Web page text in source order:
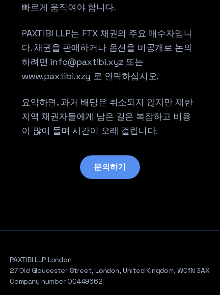
빠르게 움직여야 합니다.
PAXTIBI LLP는 FTX 채권의 주요 매수자입니
다. 채권을 판매하거나 옵션을 비공개로 논의
하려면 info@paxtibi.xyz 또는
www.paxtibi.xzy 로 연락하십시오.
요약하면, 과거 배당은 취소되지 않지만 제한
지역 채권자들에게 남은 길은 복잡하고 비용
이 많이 들며 시간이 오래 걸립니다.
문의하기
PAXTIBI LLP London
27 Old Gloucester Street, London, United Kingdom, WC1N 3AX
Company number OC449662